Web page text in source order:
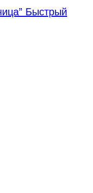
Быстрый